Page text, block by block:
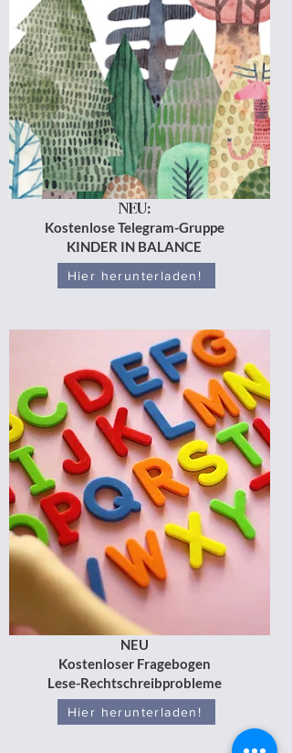
NEU:
Kostenlose Telegram-Gruppe
KINDER IN BALANCE
Hier herunterladen!
NEU
Kostenloser Fragebogen
Lese-Rechtschreibprobleme
Hier herunterladen!